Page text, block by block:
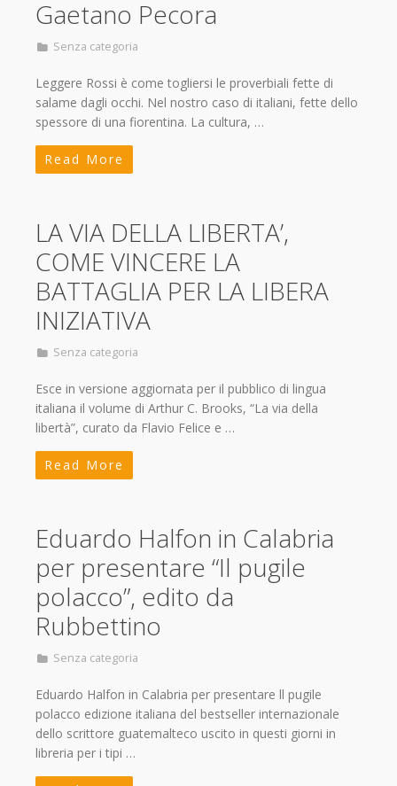
Gaetano Pecora
Senza categoria
Leggere Rossi è come togliersi le proverbiali fette di
salame dagli occhi. Nel nostro caso di italiani, fette dello
spessore di una fiorentina. La cultura, …
Read More
LA VIA DELLA LIBERTA’,
COME VINCERE LA
BATTAGLIA PER LA LIBERA
INIZIATIVA
Senza categoria
Esce in versione aggiornata per il pubblico di lingua
italiana il volume di Arthur C. Brooks, “La via della
libertà”, curato da Flavio Felice e …
Read More
Eduardo Halfon in Calabria
per presentare “Il pugile
polacco”, edito da
Rubbettino
Senza categoria
Eduardo Halfon in Calabria per presentare ll pugile
polacco edizione italiana del bestseller internazionale
dello scrittore guatemalteco uscito in questi giorni in
libreria per i tipi …